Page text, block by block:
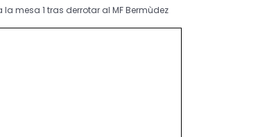
la mesa 1 tras derrotar al MF Bermùdez